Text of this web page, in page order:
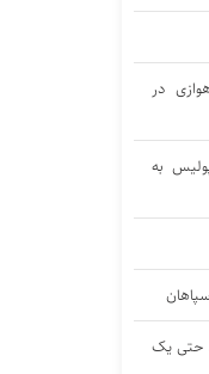
در
به
که در ۳۰ وزن حتی یک